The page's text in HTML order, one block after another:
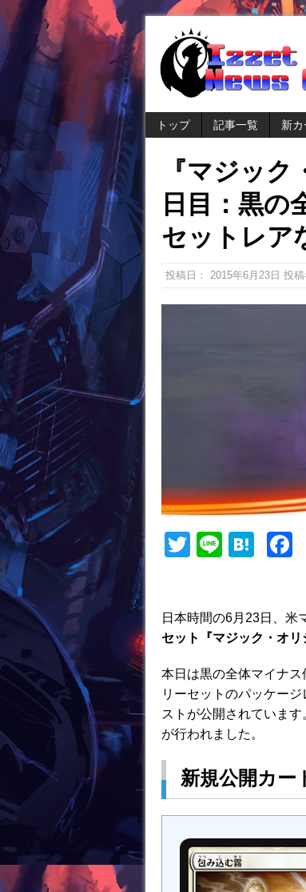
トップ 記事一覧 新
『マジッ
日目：黒の
セットレア
投稿日： 2015年6月23日 投稿
T
er
Li
H
n
a
e
k
日本時間の6月23日、米
セット『マジック・オ
本日は黒の全体マイナ
リーセットのパッケー
ストが公開されていま
が行われました。
新規公開カー